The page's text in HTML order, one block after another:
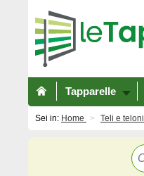
Tapparelle
Sei in: Home Teli e teloni